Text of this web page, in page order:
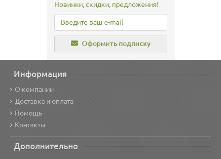
Новинки, скидки, предложения!
Оформить подписку
Информация
О компании
Доставка и оплата
Помощь
Контакты
Дополнительно